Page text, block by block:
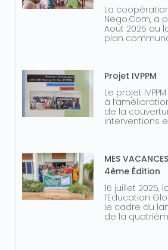
La
Nego.Com, a
Aout 2025 au
plan
Projet IVPPM
Le projet
à
de la
interventions
MES
4ème Édition
16 juillet 2025,
l’Education
le cadre du
de la